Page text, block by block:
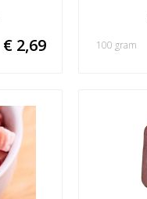
€ 2,69 100 gram